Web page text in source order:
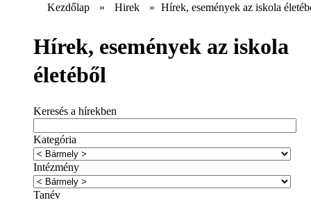
Kezdőlap » Hirek » Hírek, események az iskola
Hírek, események az iskola
életéből
Keresés a hírekben
Kategória
Intézmény
Tanév